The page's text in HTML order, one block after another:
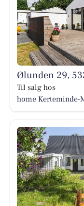
Ølunden 29,
Til salg hos
home Kerteminde-